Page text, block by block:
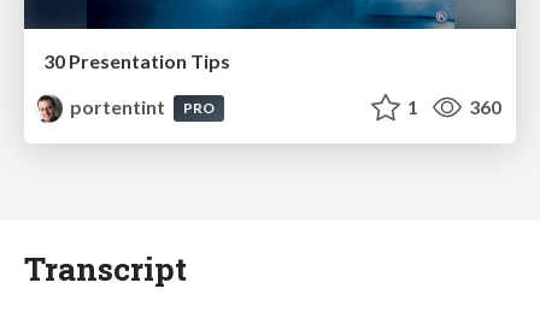
30 Presentation Tips
portentint
PRO 1 360
Transcript